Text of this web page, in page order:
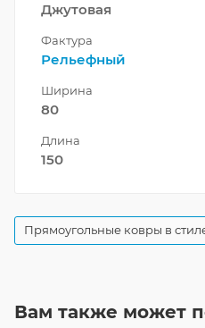
Джутовая
Фактура
Рельефный
Ширина
80
Длина
150
Прямоугольные ковры в
Вам также может